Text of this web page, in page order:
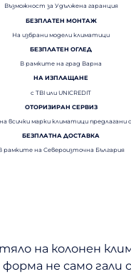
Възможност за Удължена гаранция
БЕЗПЛАТЕН МОНТАЖ
На избрани модели климатици
БЕЗПЛАТЕН ОГЛЕД
В рамките на град Варна
НА ИЗПЛАЩАНЕ
с TBI или UNICREDIT
ОТОРИЗИРАН СЕРВИЗ
всички марки климатици предлагани
БЕЗПЛАТНА ДОСТАВКА
рамките на Североизточна България
на колонен
не само гали